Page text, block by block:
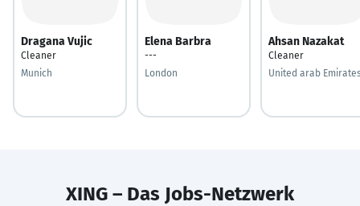
Dragana Vujic
Cleaner
Munich
Elena Barbra
---
London
Ahsan Nazakat
Cleaner
United arab
XING – Das Jobs-Netzwerk